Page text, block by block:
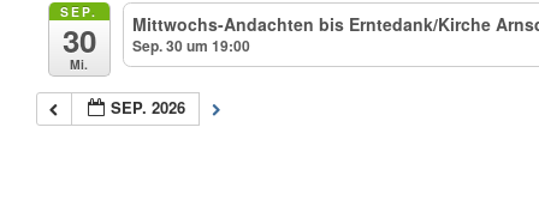
SEP.
30
Mi.
Mittwochs-Andachten bis Erntedank/Kirche
Sep. 30 um 19:00
SEP. 2026